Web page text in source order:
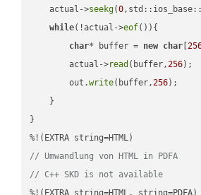
    actual->
seekg(0
while(!actual->eof()){
char* buffer = new char [
        actual->
read (buffer,256);
        out.
write(buffer,256);
    }
}
// Umwandlung von HTML in PDFA
// C++ SKD is not available
%!(EXTRA string=HTML, string=PDFA)